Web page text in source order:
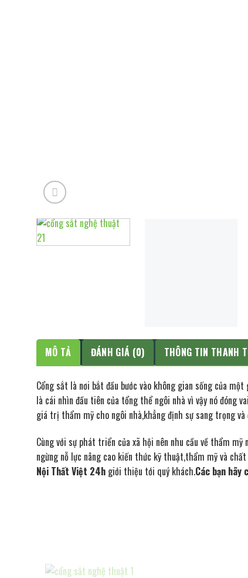
MÔ TẢ ĐÁNH GIÁ (0) THÔNG TIN THANH
Cổng sắt là nơi bắt đầu bước vào không gian sống của
là cái nhìn đầu tiên của tổng thể ngôi nhà vì vậy nó đóng
giá trị thẩm mỹ cho ngôi nhà,khẳng định sự sang trọng và
Cùng với sự phát triển của xã hội nên nhu cầu về thẩm mỹ
ngừng nỗ lực nâng cao kiến thức kỹ thuật,thẩm mỹ và
Nội Thất Việt 24h giới thiệu tới quý khách.Các bạn